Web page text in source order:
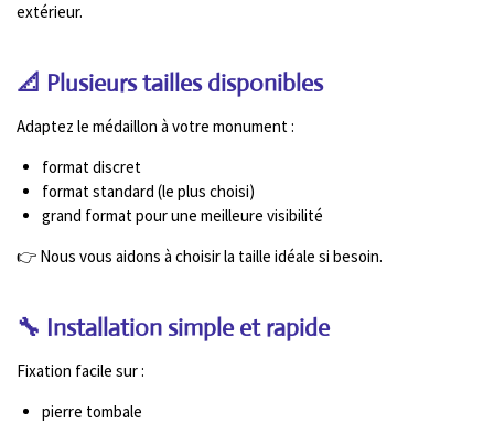
extérieur.
📐 Plusieurs tailles disponibles
Adaptez le médaillon à votre monument :
format discret
format standard (le plus choisi)
grand format pour une meilleure visibilité
👉 Nous vous aidons à choisir la taille idéale si besoin.
🔧 Installation simple et rapide
Fixation facile sur :
pierre tombale